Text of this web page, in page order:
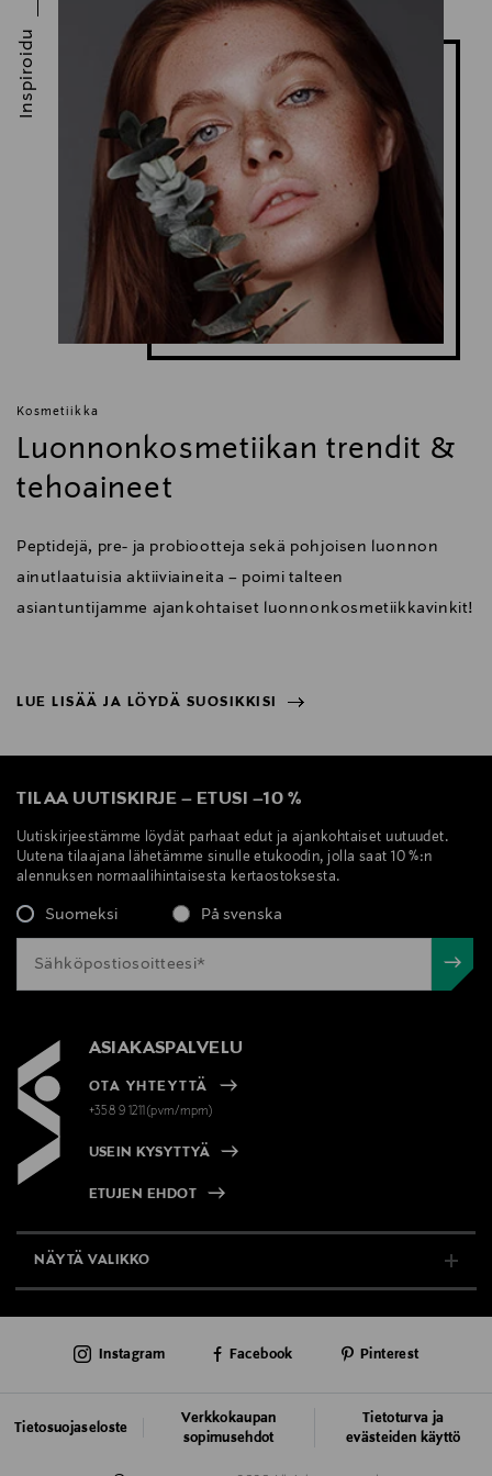
info@miraz.fi
Avainsanat
hiusnaamio, hoitava hiusnaamio, hoitoaine, evolve,
superfood shine hair mask
Kosmetiikka
Luonnonkosmetiikan trendit &
tehoaineet
Peptidejä, pre- ja probiootteja sekä pohjoisen luonnon
ainutlaatuisia aktiiviaineita – poimi talteen
asiantuntijamme ajankohtaiset luonnonkosmetiikkavinkit!
LUE LISÄÄ JA LÖYDÄ SUOSIKKISI
Inspiroidu
TILAA UUTISKIRJE – ETUSI –10 %
Uutiskirjeestämme löydät parhaat edut ja ajankohtaiset uutuudet.
Uutena tilaajana lähetämme sinulle etukoodin, jolla saat 10 %:n
alennuksen normaalihintaisesta kertaostoksesta.
Suomeksi På svenska
ASIAKASPALVELU
OTA YHTEYTTÄ
+358 9 1211(pvm/mpm)
USEIN KYSYTTYÄ
ETUJEN EHDOT
NÄYTÄ VALIKKO
AJANKOHTAISTA
Tietosuojaseloste
Verkkokaupan
sopimusehdot
Tietoturva ja
evästeiden käyttö
Instagram Facebook Pinterest